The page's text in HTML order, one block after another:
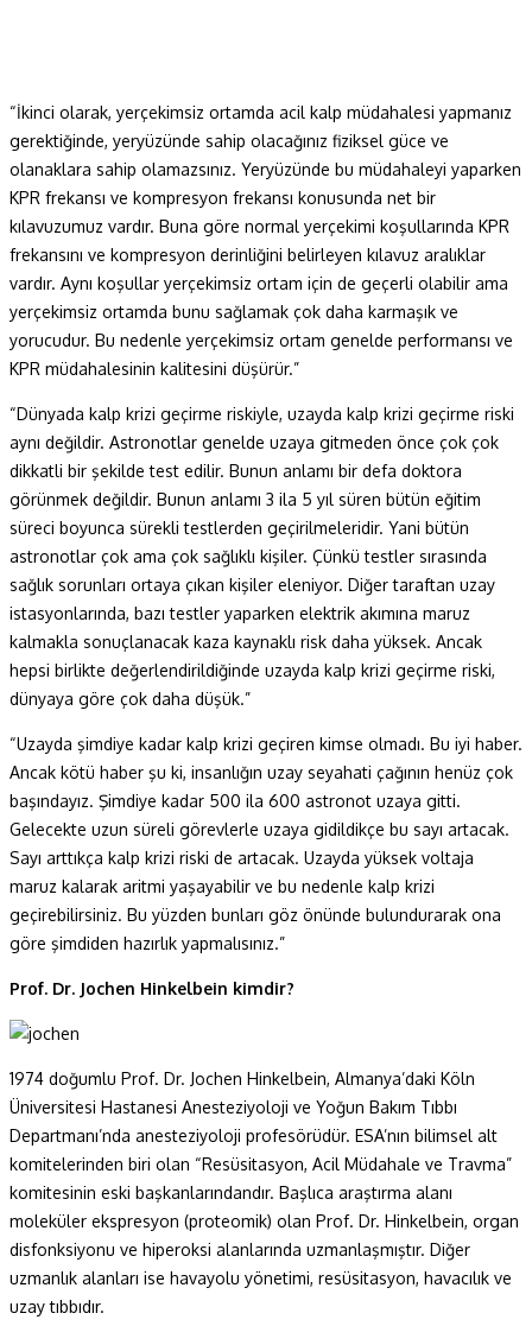
“İkinci olarak, yerçekimsiz ortamda acil kalp müdahalesi yapmanız
gerektiğinde, yeryüzünde sahip olacağınız fiziksel güce ve
olanaklara sahip olamazsınız. Yeryüzünde bu müdahaleyi yaparken
KPR frekansı ve kompresyon frekansı konusunda net bir
kılavuzumuz vardır. Buna göre normal yerçekimi koşullarında KPR
frekansını ve kompresyon derinliğini belirleyen kılavuz aralıklar
vardır. Aynı koşullar yerçekimsiz ortam için de geçerli olabilir ama
yerçekimsiz ortamda bunu sağlamak çok daha karmaşık ve
yorucudur. Bu nedenle yerçekimsiz ortam genelde performansı ve
KPR müdahalesinin kalitesini düşürür.”
“Dünyada kalp krizi geçirme riskiyle, uzayda kalp krizi geçirme riski
aynı değildir. Astronotlar genelde uzaya gitmeden önce çok çok
dikkatli bir şekilde test edilir. Bunun anlamı bir defa doktora
görünmek değildir. Bunun anlamı 3 ila 5 yıl süren bütün eğitim
süreci boyunca sürekli testlerden geçirilmeleridir. Yani bütün
astronotlar çok ama çok sağlıklı kişiler. Çünkü testler sırasında
sağlık sorunları ortaya çıkan kişiler eleniyor. Diğer taraftan uzay
istasyonlarında, bazı testler yaparken elektrik akımına maruz
kalmakla sonuçlanacak kaza kaynaklı risk daha yüksek. Ancak
hepsi birlikte değerlendirildiğinde uzayda kalp krizi geçirme riski,
dünyaya göre çok daha düşük.”
“Uzayda şimdiye kadar kalp krizi geçiren kimse olmadı. Bu iyi haber.
Ancak kötü haber şu ki, insanlığın uzay seyahati çağının henüz çok
başındayız. Şimdiye kadar 500 ila 600 astronot uzaya gitti.
Gelecekte uzun süreli görevlerle uzaya gidildikçe bu sayı artacak.
Sayı arttıkça kalp krizi riski de artacak. Uzayda yüksek voltaja
maruz kalarak aritmi yaşayabilir ve bu nedenle kalp krizi
geçirebilirsiniz. Bu yüzden bunları göz önünde bulundurarak ona
göre şimdiden hazırlık yapmalısınız.”
Prof. Dr. Jochen Hinkelbein kimdir?
1974 doğumlu Prof. Dr. Jochen Hinkelbein, Almanya’daki Köln
Üniversitesi Hastanesi Anesteziyoloji ve Yoğun Bakım Tıbbı
Departmanı’nda anesteziyoloji profesörüdür. ESA’nın bilimsel alt
komitelerinden biri olan “Resüsitasyon, Acil Müdahale ve Travma”
komitesinin eski başkanlarındandır. Başlıca araştırma alanı
moleküler ekspresyon (proteomik) olan Prof. Dr. Hinkelbein, organ
disfonksiyonu ve hiperoksi alanlarında uzmanlaşmıştır. Diğer
uzmanlık alanları ise havayolu yönetimi, resüsitasyon, havacılık ve
uzay tıbbıdır.